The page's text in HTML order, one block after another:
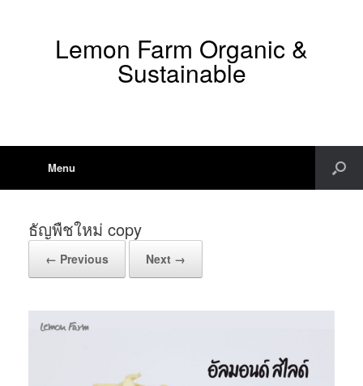
Lemon Farm Organic &
Sustainable
Menu
ธัญพืชใหม่ copy
← Previous Next →